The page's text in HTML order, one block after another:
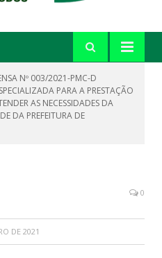
Nº 003/2021-PMC-D
PARA A PRESTAÇÃO
AS NECESSIDADES DA
DA PREFEITURA DE
0
DE 2021